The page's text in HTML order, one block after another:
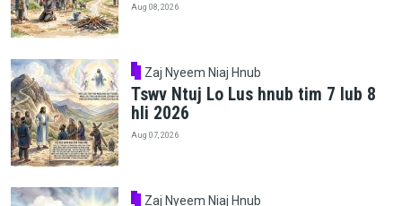
Aug 08, 2026
Zaj Nyeem Niaj Hnub
Tswv Ntuj Lo Lus hnub tim 7 lub 8
hli 2026
Aug 07, 2026
Zaj Nyeem Niaj Hnub